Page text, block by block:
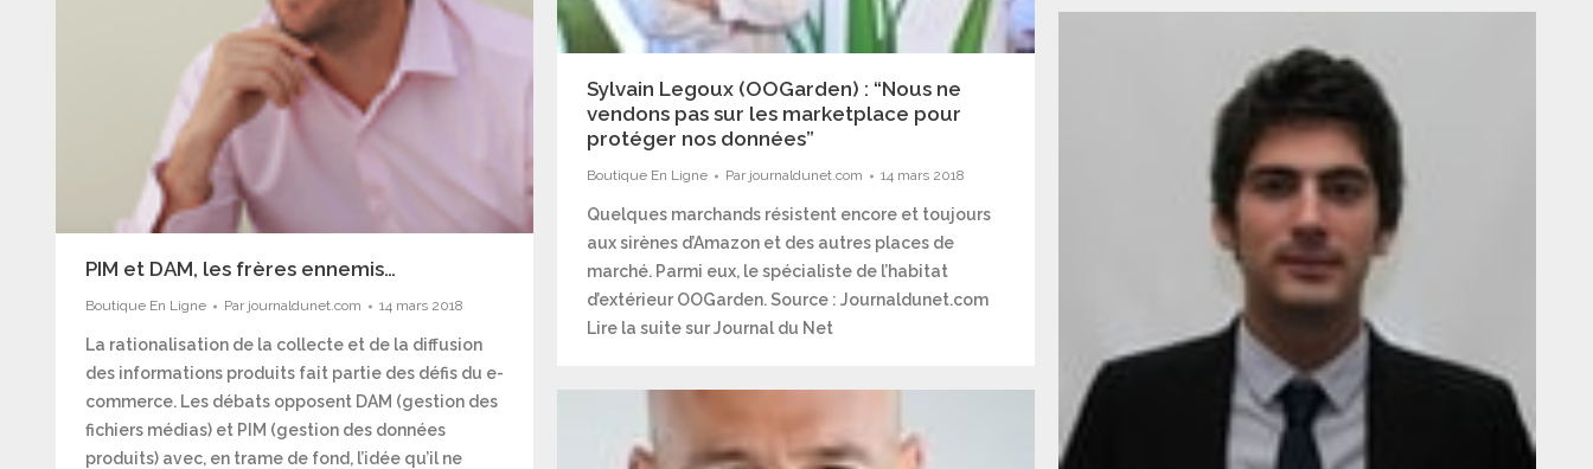
Sylvain Legoux (OOGarden) : “Nous ne
vendons pas sur les marketplace pour
protéger nos données”
Boutique En Ligne Par journaldunet.com 14 mars 2018
Quelques marchands résistent encore et toujours
aux sirènes d’Amazon et des autres places de
marché. Parmi eux, le spécialiste de l’habitat
d’extérieur OOGarden. Source : Journaldunet.com
Lire la suite sur Journal du Net
PIM et DAM, les frères ennemis…
Boutique En Ligne Par journaldunet.com 14 mars 2018
La rationalisation de la collecte et de la diffusion
des informations produits fait partie des défis du e-
commerce. Les débats opposent DAM (gestion des
fichiers médias) et PIM (gestion des données
produits) avec, en trame de fond, l’idée qu’il ne